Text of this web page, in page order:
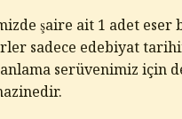
şaire ait 1 adet eser
sadece edebiyat
anlama serüvenimiz için